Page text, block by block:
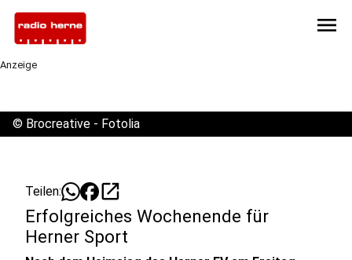
menu
Anzeige
© Brocreative - Fotolia
Teilen: open_in_new
Erfolgreiches Wochenende für
Herner Sport